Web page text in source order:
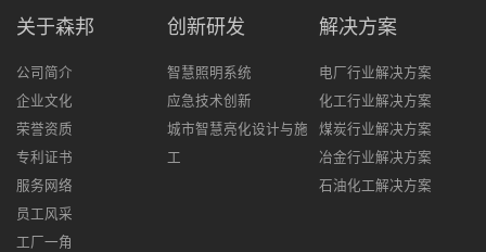
关于森邦
公司简介
企业文化
荣誉资质
专利证书
服务网络
员工风采
工厂一角
创新研发
智慧照明系统
应急技术创新
城市智慧亮化设计与施
工
解决方案
电厂行业解决方案
化工行业解决方案
煤炭行业解决方案
冶金行业解决方案
石油化工解决方案